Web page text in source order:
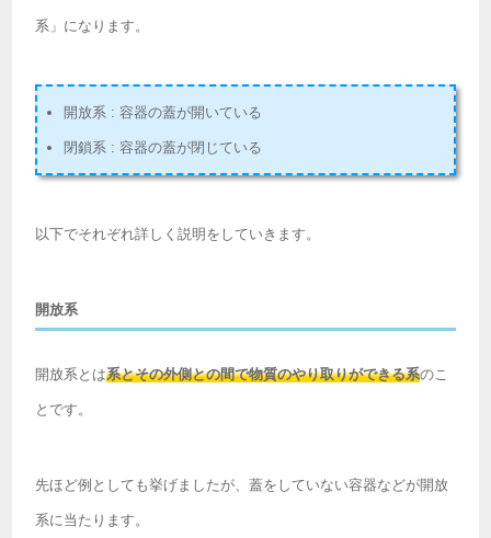
系」になります。
開放系 : 容器の蓋が開いている
閉鎖系 : 容器の蓋が閉じている
以下でそれぞれ詳しく説明をしていきます。
開放系
開放系とは系とその外側との間で物質のやり取りができる系のこ
とです。
先ほど例としても挙げましたが、蓋をしていない容器などが開放
系に当たります。